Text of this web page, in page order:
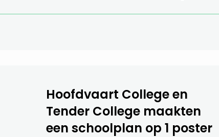
Hoofdvaart College en
Tender College maakten
een schoolplan op 1 poster